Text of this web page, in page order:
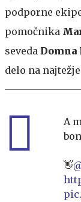
podporne
pomočnika
seveda Domna
delo na
A
👋